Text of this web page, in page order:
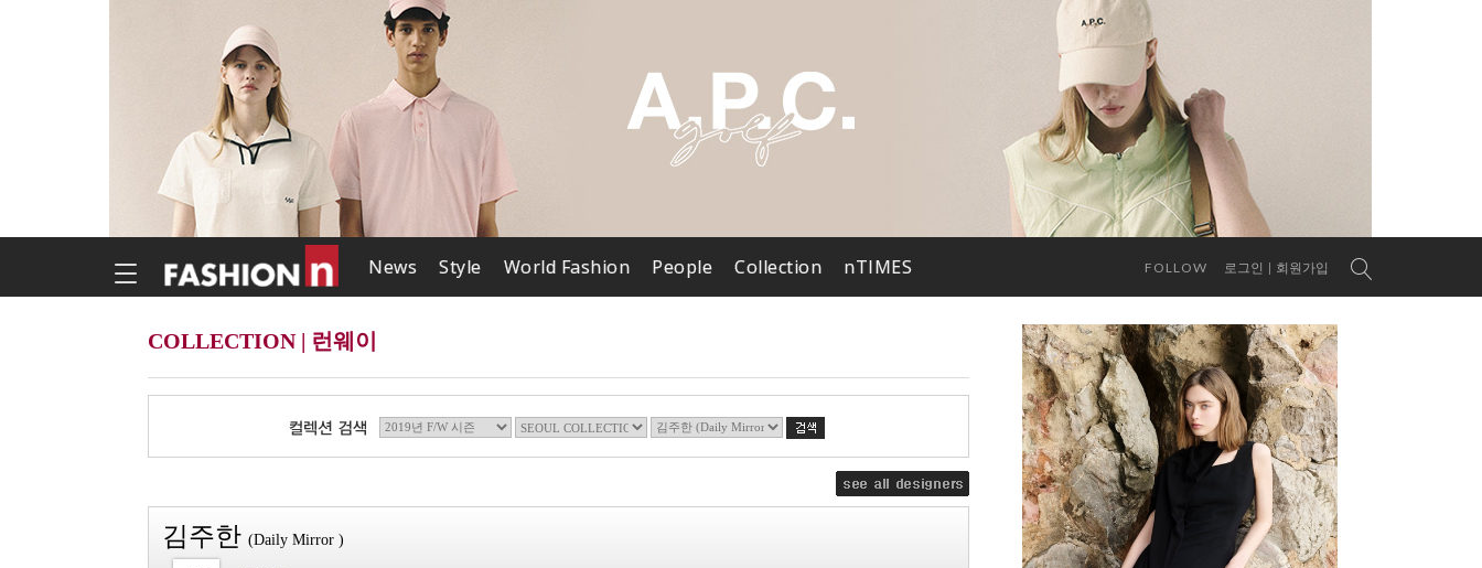
News Style World Fashion People Collection nTIMES FOLLOW 로그인 회원가입
COLLECTION | 런웨이
김주한 (Daily Mirror )